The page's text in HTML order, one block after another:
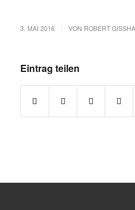
3. MAI 2016 VON ROBERT
Eintrag teilen